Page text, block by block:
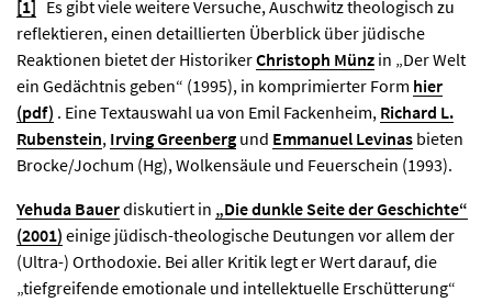
[1] Es gibt viele weitere Versuche, Auschwitz theologisch zu
reflektieren, einen detaillierten Überblick über jüdische
Reaktionen bietet der HistorikerChristoph Münz in „Der Welt
ein Gedächtnis geben“ (1995), in komprimierter Form hier
(pdf) . Eine Textauswahl ua von Emil Fackenheim, Richard L.
Rubenstein, Irving Greenberg und Emmanuel Levinas bieten
Brocke/Jochum (Hg), Wolkensäule und Feuerschein (1993).
Yehuda Bauerdiskutiert in „Die dunkle Seite der Geschichte“
(2001) einige jüdisch-theologische Deutungen vor allem der
(Ultra-) Orthodoxie. Bei aller Kritik legt er Wert darauf, die
„tiefgreifende emotionale und intellektuelle Erschütterung“